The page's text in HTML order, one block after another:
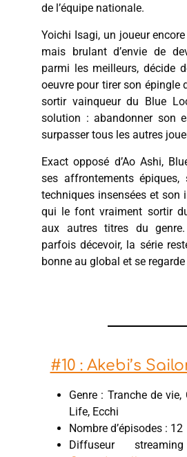
de l’équipe nationale.
Yoichi Isagi, un joueur
mais brulant d’envie de
parmi les meilleurs, décide
oeuvre pour tirer son épingle
sortir vainqueur du Blue
solution : abandonner son
surpasser tous les autres
Exact opposé d’Ao Ashi,
ses affrontements épiques,
techniques insensées et son
qui le font vraiment sortir
aux autres titres du
parfois décevoir, la série
bonne au global et se
#10 : Akebi’s
Genre : Tranche de vie,
Life, Ecchi
Nombre d’épisodes : 12
Diffuseur